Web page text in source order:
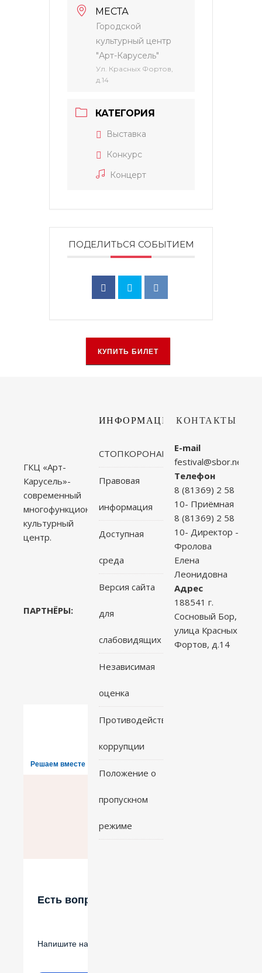
МЕСТА
Городской
культурный центр
"Арт-Карусель"
Ул. Красных Фортов,
д.14
КАТЕГОРИЯ
Выставка
Конкурс
Концерт
ПОДЕЛИТЬСЯ СОБЫТИЕМ
КУПИТЬ БИЛЕТ
ГКЦ «Арт-
Карусель»-
современный
многофункциональный
культурный
центр.
ПАРТНЁРЫ:
Решаем вместе
Есть вопрос?
Напишите нам
ИНФОРМАЦИЯ
СТОПКОРОНАВИРУС
Правовая
информация
Доступная
среда
Версия сайта
для
слабовидящих
Независимая
оценка
Противодействие
коррупции
Положение о
пропускном
режиме
КОНТАКТЫ
E-mail
festival@sbor.net
Телефон
8 (81369) 2 58
10- Приёмная
8 (81369) 2 58
10- Директор -
Фролова
Елена
Леонидовна
Адрес
188541 г.
Сосновый Бор,
улица Красных
Фортов, д.14